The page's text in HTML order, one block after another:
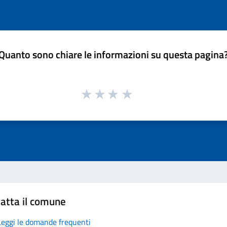
sono chiare le informazioni su questa
il comune
le domande frequenti